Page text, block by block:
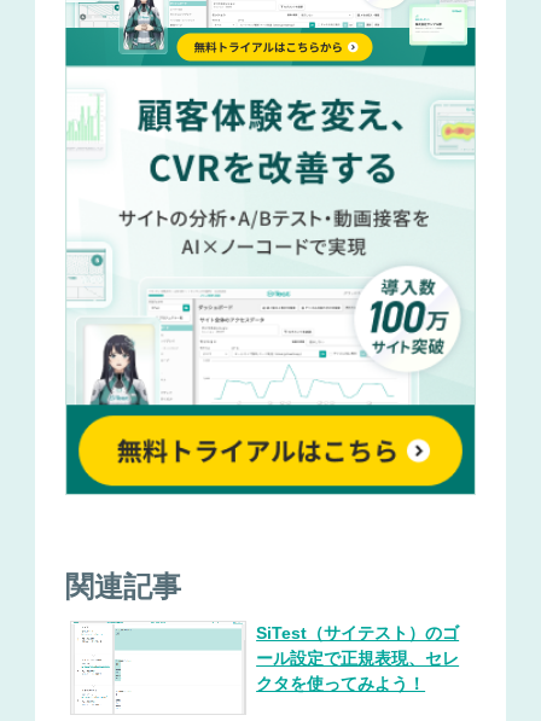
関連記事
SiTest（サイテスト）のゴ
ール設定で正規表現、セレ
クタを使ってみよう！